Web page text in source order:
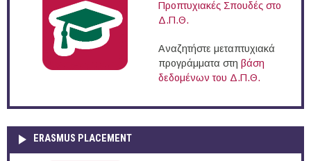
Προπτυχιακές Σπουδές στο
Δ.Π.Θ.
Αναζητήστε μεταπτυχιακά
προγράμματα στη βάση
δεδομένων του Δ.Π.Θ.
ERASMUS PLACEMENT